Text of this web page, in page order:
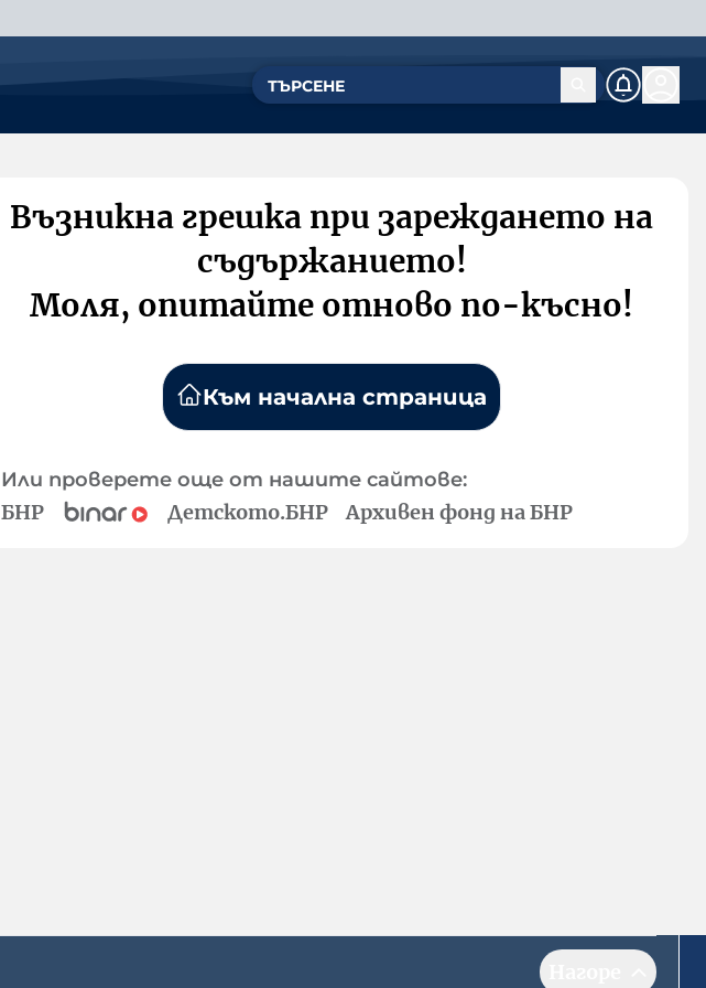
Възникна грешка при зареждането на
съдържанието!
Моля, опитайте отново по-късно!
Към начална страница
Или проверете още от нашите сайтове:
БНР Детското.БНР Архивен фонд на БНР